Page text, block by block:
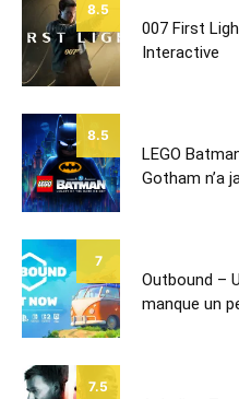
8.5
007 First
Interactive
8.5
LEGO
Gotham n’a
7
Outbound –
manque un
7.5